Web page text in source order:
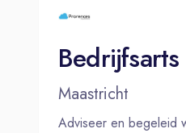
Bedrijfsarts
Maastricht
Adviseer en begeleid